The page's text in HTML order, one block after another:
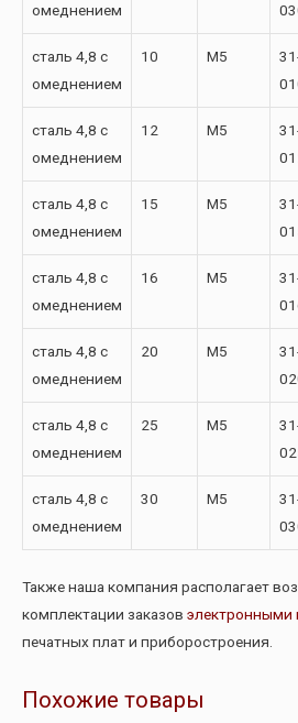
омеднением
сталь 4,8 с
омеднением
10 М5
сталь 4,8 с
омеднением
12 М5
сталь 4,8 с
омеднением
15 М5
сталь 4,8 с
омеднением
16 М5
сталь 4,8 с
омеднением
20 М5
сталь 4,8 с
омеднением
25 М5
сталь 4,8 с
омеднением
30 М5
Также наша компания располагает
комплектации заказов электронными
печатных плат и приборостроения.
Похожие товары